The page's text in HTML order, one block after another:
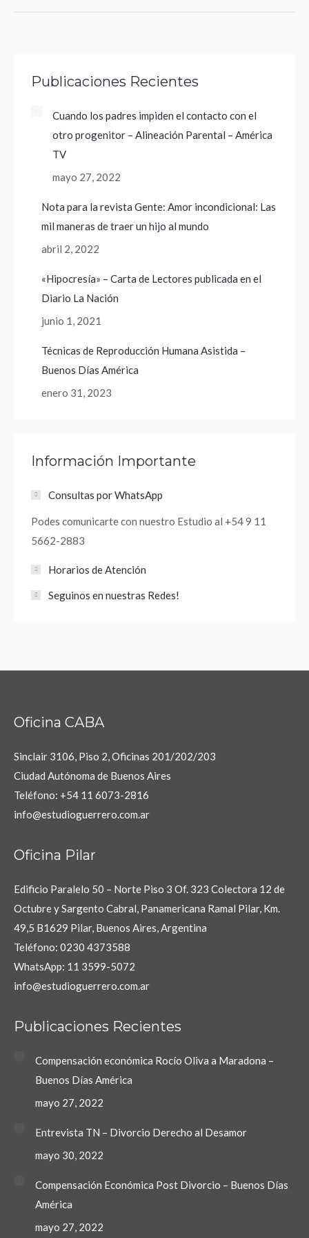
Publicaciones Recientes
Cuando los padres impiden el contacto con el
otro progenitor – Alineación Parental – América
TV
mayo 27, 2022
Nota para la revista Gente: Amor incondicional: Las
mil maneras de traer un hijo al mundo
abril 2, 2022
«Hipocresía» – Carta de Lectores publicada en el
Diario La Nación
junio 1, 2021
Técnicas de Reproducción Humana Asistida –
Buenos Días América
enero 31, 2023
Información Importante
Consultas por WhatsApp
Podes comunicarte con nuestro Estudio al +54 9 11
5662-2883
Horarios de Atención
Seguinos en nuestras Redes!
Oficina CABA
Sinclair 3106, Piso 2, Oficinas 201/202/203
Ciudad Autónoma de Buenos Aires
Teléfono: +54 11 6073-2816
info@estudioguerrero.com.ar
Oficina Pilar
Edificio Paralelo 50 – Norte Piso 3 Of. 323 Colectora 12 de
Octubre y Sargento Cabral, Panamericana Ramal Pilar, Km.
49,5 B1629 Pilar, Buenos Aires, Argentina
Teléfono: 0230 4373588
WhatsApp: 11 3599-5072
info@estudioguerrero.com.ar
Publicaciones Recientes
Compensación económica Rocío Oliva a Maradona –
Buenos Días América
mayo 27, 2022
Entrevista TN – Divorcio Derecho al Desamor
mayo 30, 2022
Compensación Económica Post Divorcio – Buenos Días
América
mayo 27, 2022